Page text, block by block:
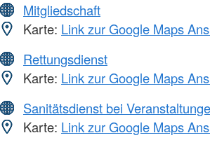
Mitgliedschaft
Karte: Link zur Google Maps
Rettungsdienst
Karte: Link zur Google Maps
Sanitätsdienst bei
Karte: Link zur Google Maps